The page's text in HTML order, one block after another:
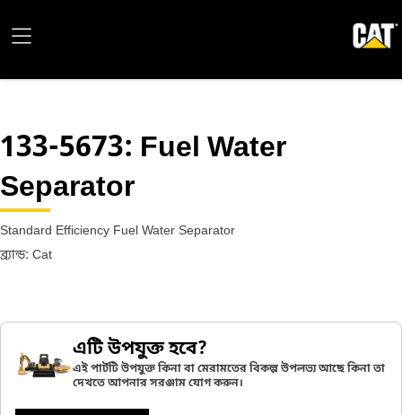
133-5673: Fuel Water
Separator
Standard Efficiency Fuel Water Separator
ব্র্যান্ড: Cat
এটি উপযুক্ত হবে?
এই পার্টটি উপযুক্ত কিনা বা মেরামতের বিকল্প উপলভ্য আছে কিনা তা
দেখতে আপনার সরঞ্জাম যোগ করুন।